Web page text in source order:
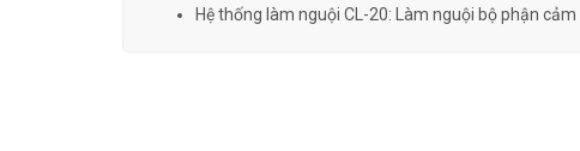
Hệ thống làm nguội CL-20: Làm nguội bộ phận